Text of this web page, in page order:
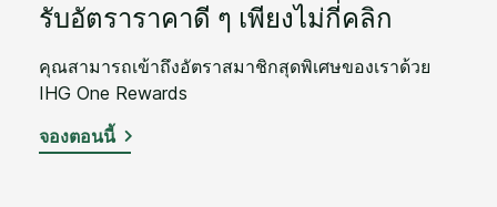
รับอัตราราคาดี ๆ เพียงไม่กี่คลิก
คุณสามารถเข้าถึงอัตราสมาชิกสุดพิเศษของเราด้วย
IHG One Rewards
จองตอนนี้